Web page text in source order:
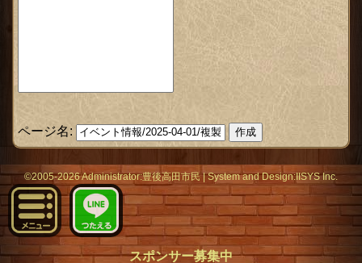
ページ名:
©2005-2026 Administrator:豊後高田市民|Systemand Design:IISYS Inc.
スポンサー募集中